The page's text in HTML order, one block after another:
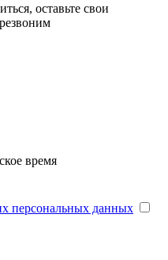
оставьте свои
время
персональных данных